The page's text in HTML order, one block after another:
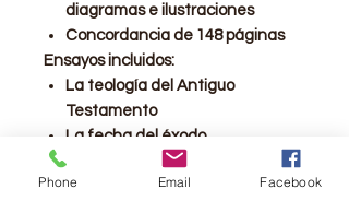
diagramas e ilustraciones
Concordancia de 148 páginas
Ensayos incluidos:
La teología del Antiguo
Testamento
La fecha del éxodo
El período entre el Antiguo y el
Nuevo Testamento
Phone Email Facebook